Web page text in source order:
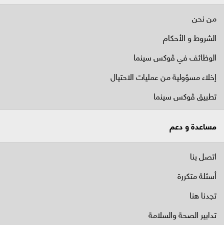
من نحن
الشروط و الأحكام
الوظائف في ﭬوكس سينما
إخلاء مسؤولية من عمليات الاحتيال
تطبيق ڤوكس سينما
مساعدة و دعم
اتصل بنا
أسئلة متكررة
تجدنا هنا
تدابير الصحة والسلامة